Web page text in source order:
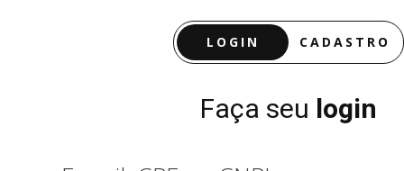
LOGIN CADASTRO
Faça seu login